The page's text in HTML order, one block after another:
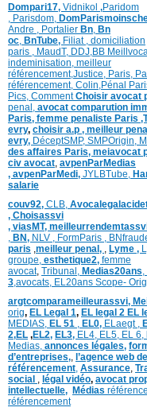
Dompari17, Vidnikol ,Paridom
Parisdom,
Andre , Portalier Bn Bn
oc BnTube, Filiat, domiciliation
paris
MaudT, DDJ, BB
indeminisation meilleur
référencement,Justice Paris,
référencement, Colin Pénal
Pics, CommentChoisir avocat
penal, avocat comparution
Paris, femme penaliste Paris
evry, choisir a.p , meilleur
evry, DéceptSMP, SMPOrigin,
des affaires Paris, meiavocat
civ avocat avpenParMedias
, avpenParMedi, JYLBTube,
salarie
couv92, CLB,
, Choisassvi
, viasMT,
BN, NLV , FormParis ,
paris meilleur penal, Lyme ,
groupe, esthetique2, femme
avocat, Tribunal, Medias20ans
3 avocats, EL20ans Scope- Orig
argtcomparameilleurassvi,
orig, EL Legal 1, EL legal 2 EL
MEDIAS, EL 51 EL0, ELaegt ,
2,EL ,EL2, EL3, EL4, EL5, EL 6,
Medias, annonces légales,
d’entreprises, l’agence web de
référencement Assurance
social
légal vidéo, avocat
intellectuelle, Médias
référencement